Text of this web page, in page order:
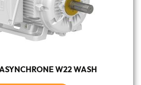
W22 WASH